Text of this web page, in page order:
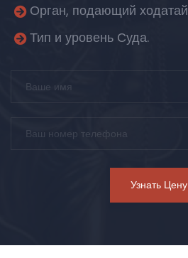
Орган, подающий
Тип и уровень Суда.